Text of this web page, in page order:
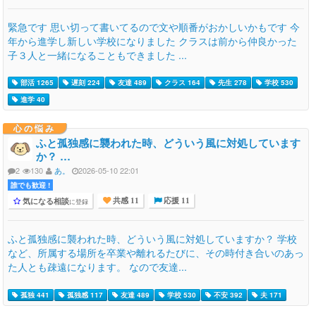
緊急です 思い切って書いてるので文や順番がおかしいかもです 今
年から進学し新しい学校になりました クラスは前から仲良かった
子３人と一緒になることもできました ...
部活 1265 遅刻 224 友達 489 クラス 164 先生 278
学校 530
進学 40
心の悩み
ふと孤独感に襲われた時、どういう風に対処しています
か？ …
2 130 あ。 2026-05-10 22:01
誰でも歓迎 !
気になる相談に登録 共感 11 応援 11
ふと孤独感に襲われた時、どういう風に対処していますか？ 学校
など、所属する場所を卒業や離れるたびに、その時付き合いのあっ
た人とも疎遠になります。 なので友達...
孤独 441 孤独感 117 友達 489 学校 530 不安 392 夫 171